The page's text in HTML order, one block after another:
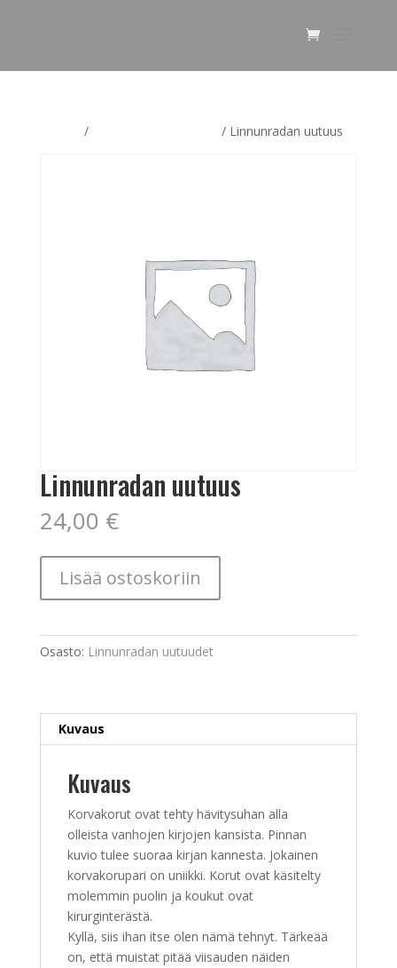
/ / Linnunradan uutuus
Linnunradan uutuus
24,00 €
uutuusLisää ostoskoriin
Osasto: Linnunradan uutuudet
Kuvaus
Kuvaus
Korvakorut ovat tehty hävitysuhan alla
olleista vanhojen kirjojen kansista. Pinnan
kuvio tulee suoraa kirjan kannesta. Jokainen
korvakorupari on uniikki. Korut ovat käsitelty
molemmin puolin ja koukut ovat
kirurginterästä.
Kyllä, siis ihan itse olen nämä tehnyt. Tärkeää
on, että muistat pitää viisauden näiden